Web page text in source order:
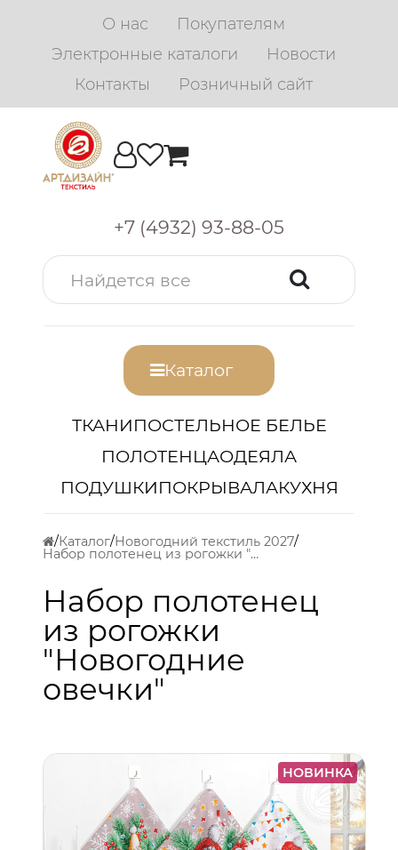
О нас
Покупателям
Электронные каталоги
Новости
Контакты
Розничный сайт
+7 (4932) 93-88-05
Каталог
ТКАНИПОСТЕЛЬНОЕ БЕЛЬЕ
ПОЛОТЕНЦАОДЕЯЛА
ПОДУШКИПОКРЫВАЛАКУХНЯ
Каталог Новогодний текстиль 2027
Набор полотенец из рогожки "Новогодние овечки"
Набор полотенец
из рогожки
"Новогодние
овечки"
НОВИНКА